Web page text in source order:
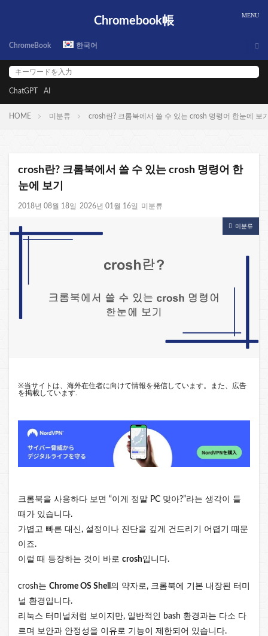
Chromebook帳
ChromeBook 한국어
ChatGPT AI
HOME 미분류 crosh란? 크롬북에서 쓸 수 있는 crosh 명령어 한눈에 보
crosh란? 크롬북에서 쓸 수 있는 crosh 명령어 한
눈에 보기
2018년 08월 18일 2026년 01월 16일 미분류
미분류
※当サイトは、海外在住者に向けて情報を発信しています。また、広告
を掲載しています.
크롬북을 사용하다 보면 “이게 정말 PC 맞아?”라는 생각이 들
때가 있습니다.
가볍고 빠른 대신, 설정이나 진단을 깊게 건드리기 어렵기 때문
이죠.
이럴 때 등장하는 것이 바로 crosh입니다.
crosh는 Chrome OS Shell 의 약자로, 크롬북에 기본 내장된 터미
널 환경입니다.
리눅스 터미널처럼 보이지만, 일반적인 bash 환경과는 다소 다
르며 보안과 안정성을 이유로 기능이 제한되어 있습니다.